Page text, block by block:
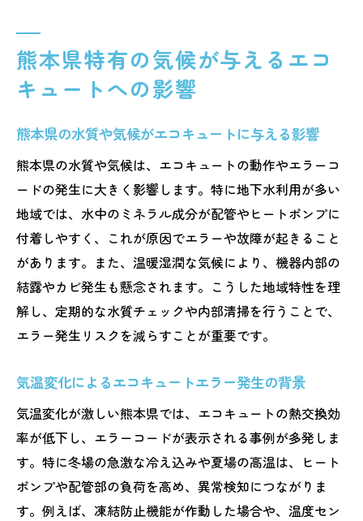
熊本県特有の気候が与えるエコ
キュートへの影響
熊本県の水質や気候がエコキュートに与える影響
熊本県の水質や気候は、エコキュートの動作やエラーコ
ードの発生に大きく影響します。特に地下水利用が多い
地域では、水中のミネラル成分が配管やヒートポンプに
付着しやすく、これが原因でエラーや故障が起きること
があります。また、温暖湿潤な気候により、機器内部の
結露やカビ発生も懸念されます。こうした地域特性を理
解し、定期的な水質チェックや内部清掃を行うことで、
エラー発生リスクを減らすことが重要です。
気温変化によるエコキュートエラー発生の背景
気温変化が激しい熊本県では、エコキュートの熱交換効
率が低下し、エラーコードが表示される事例が多発しま
す。特に冬場の急激な冷え込みや夏場の高温は、ヒート
ポンプや配管部の負荷を高め、異常検知につながりま
す。例えば、凍結防止機能が作動した場合や、温度セン